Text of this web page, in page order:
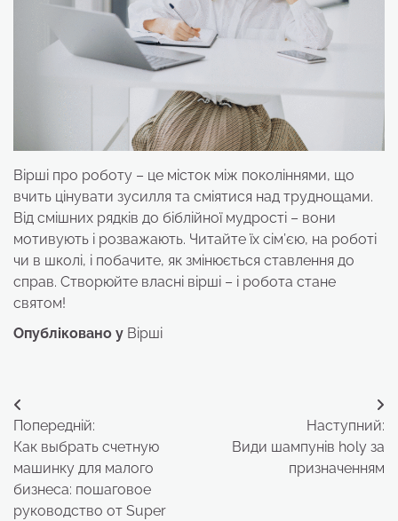
Вірші про роботу – це місток між поколіннями, що
вчить цінувати зусилля та сміятися над труднощами.
Від смішних рядків до біблійної мудрості – вони
мотивують і розважають. Читайте їх сім’єю, на роботі
чи в школі, і побачите, як змінюється ставлення до
справ. Створюйте власні вірші – і робота стане
святом!
Опубліковано у Вірші
Навігація
записів
Попередній:
Как выбрать счетную
машинку для малого
бизнеса: пошаговое
руководство от Super
Наступний:
Види шампунів holy за
призначенням